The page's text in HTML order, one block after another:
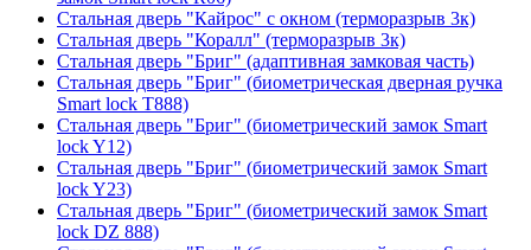
Стальная дверь "Кайрос" с окном (терморазрыв 3к)
Стальная дверь "Коралл" (терморазрыв 3к)
Стальная дверь "Бриг" (адаптивная замковая часть)
Стальная дверь "Бриг" (биометрическая дверная ручка
Smart lock T888)
Стальная дверь "Бриг" (биометрический замок Smart
lock Y12)
Стальная дверь "Бриг" (биометрический замок Smart
lock Y23)
Стальная дверь "Бриг" (биометрический замок Smart
lock DZ 888)